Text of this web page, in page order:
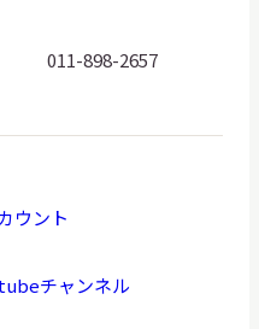
011-898-2657
ウント
チャンネル